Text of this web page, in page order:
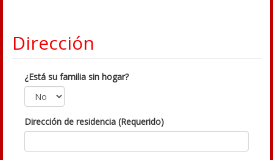
Dirección
¿Está su familia sin hogar?
Dirección de residencia (Requerido)